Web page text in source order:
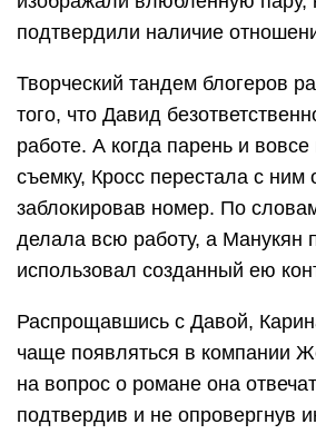
подтвердили наличие
Творческий тандем блогеров
того, что Давид
работе. А когда парень и
съемку, Кросс перестала с ним
заблокировав номер. По
делала всю работу, а Манукян
использовал созданный ею
Распрощавшись с Давой,
чаще появляться в компании
на вопрос о романе она
подтвердив и не опровергнув